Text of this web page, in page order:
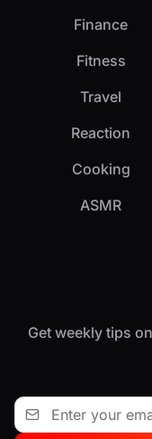
Finance
Fitness
Travel
Reaction
Cooking
ASMR
Get weekly tips